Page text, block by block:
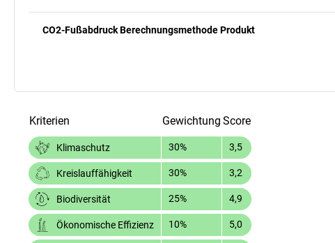
CO2-Fußabdruck Berechnungsmethode Produkt
Kriterien Gewichtung Score
Klimaschutz 30% 3,5
Kreislauffähigkeit 30% 3,2
Biodiversität 25% 4,9
Ökonomische Effizienz 10% 5,0